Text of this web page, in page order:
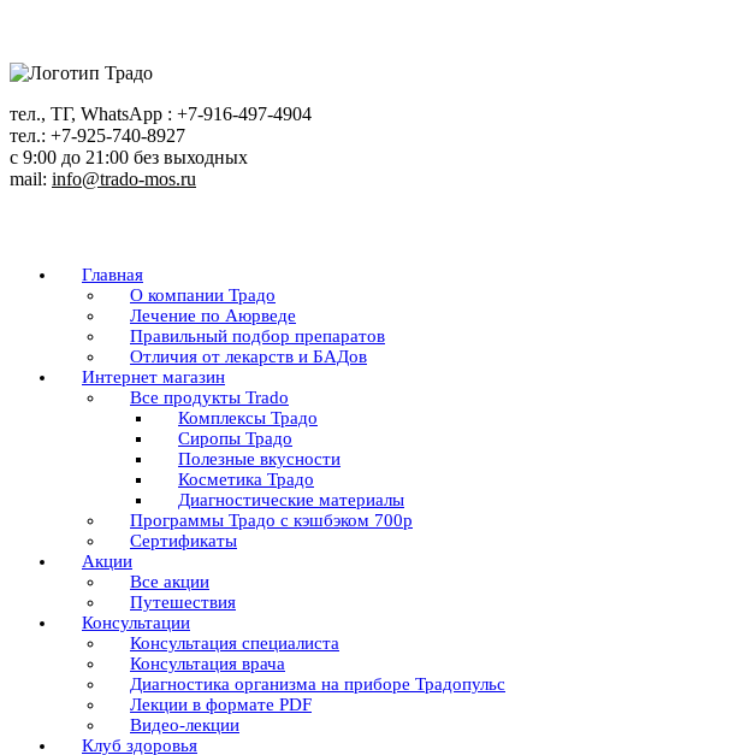
содержанию
тел., ТГ, WhatsApp : +7-916-497-4904
тел.: +7-925-740-8927
с 9:00 до 21:00 без выходных
mail: info@trado-mos.ru
Главная
О компании Традо
Лечение по Аюрведе
Правильный подбор препаратов
Отличия от лекарств и БАДов
Интернет магазин
Все продукты Trado
Комплексы Традо
Сиропы Традо
Полезные вкусности
Косметика Традо
Диагностические материалы
Программы Традо с кэшбэком 700р
Сертификаты
Акции
Все акции
Путешествия
Консультации
Консультация специалиста
Консультация врача
Диагностика организма на приборе Традопульс
Лекции в формате PDF
Видео-лекции
Клуб здоровья